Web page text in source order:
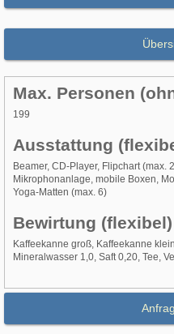
Max. Personen
199
Ausstattung
Beamer, CD-Player, Flipchart (max.
Mikrophonanlage, mobile Boxen,
Yoga-Matten (max. 6)
Bewirtung (flexibel)
Kaffeekanne groß, Kaffeekanne
Mineralwasser 1,0, Saft 0,20, Tee,